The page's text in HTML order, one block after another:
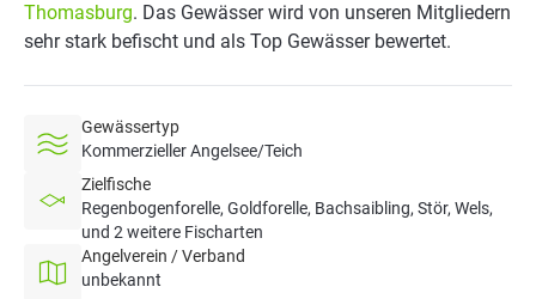
Thomasburg. Das Gewässer wird von unseren Mitgliedern
sehr stark befischt und als Top Gewässer bewertet.
Gewässertyp
Kommerzieller Angelsee/Teich
Zielfische
Regenbogenforelle, Goldforelle, Bachsaibling, Stör, Wels,
und 2 weitere Fischarten
Angelverein / Verband
unbekannt